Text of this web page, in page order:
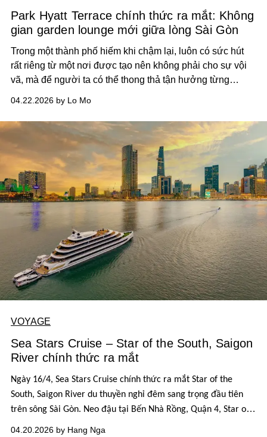
Park Hyatt Terrace chính thức ra mắt: Không
gian garden lounge mới giữa lòng Sài Gòn
Trong một thành phố hiếm khi chậm lại, luôn có sức hút
rất riêng từ một nơi được tạo nên không phải cho sự vội
vã, mà để người ta có thể thong thả tận hưởng từng
04.22.2026 by Lo Mo
VOYAGE
Sea Stars Cruise – Star of the South, Saigon
River chính thức ra mắt
Ngày 16/4, Sea Stars Cruise chính thức ra mắt Star of the
South, Saigon River du thuyền nghỉ đêm sang trọng đầu tiên
trên sông Sài Gòn. Neo đậu tại Bến Nhà Rồng, Quận 4, Star of
04.20.2026 by Hang Nga